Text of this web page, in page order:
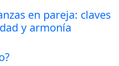
en pareja: claves
y armonía